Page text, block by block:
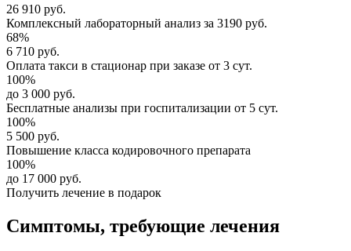
26 910 руб.
Комплексный лабораторный анализ за 3190 руб.
68%
6 710 руб.
Оплата такси в стационар при заказе от 3 сут.
100%
до 3 000 руб.
Бесплатные анализы при госпитализации от 5 сут.
100%
5 500 руб.
Повышение класса кодировочного препарата
100%
до 17 000 руб.
Получить лечение в подарок
Симптомы, требующие лечения